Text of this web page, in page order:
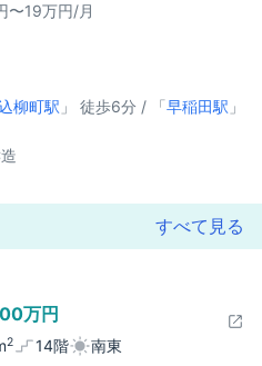
〜19万円/月
柳町駅 」 徒歩6分 / 「早稲田駅 」
すべて見る
万円
2 14階 南東